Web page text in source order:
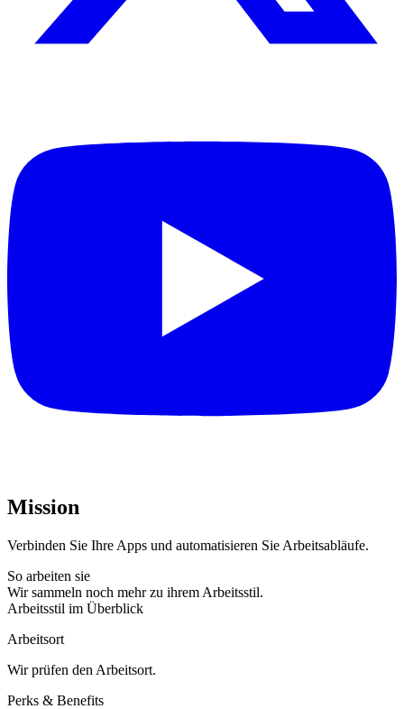
Mission
Verbinden Sie Ihre Apps und automatisieren Sie Arbeitsabläufe.
So arbeiten sie
Wir sammeln noch mehr zu ihrem Arbeitsstil.
Arbeitsstil im Überblick
Arbeitsort
Wir prüfen den Arbeitsort.
Perks & Benefits